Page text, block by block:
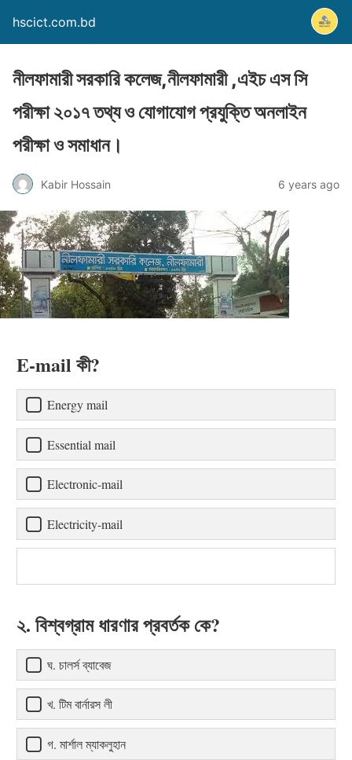
hscict.com.bd
নীলফামারী সরকারি কলেজ,নীলফামারী ,এইচ এস সি
পরীক্ষা ২০১৭ তথ্য ও যোগাযোগ প্রযুক্তি অনলাইন
পরীক্ষা ও সমাধান।
Kabir Hossain 6 years ago
E-mail কী?
Energy mail
Essential mail
Electronic-mail
Electricity-mail
২. বিশ্বগ্রাম ধারণার প্রবর্তক কে?
ঘ. চালর্স ব্যাবেজ
খ. টিম বার্নারস লী
গ. মার্শাল ম্যাকলুহান